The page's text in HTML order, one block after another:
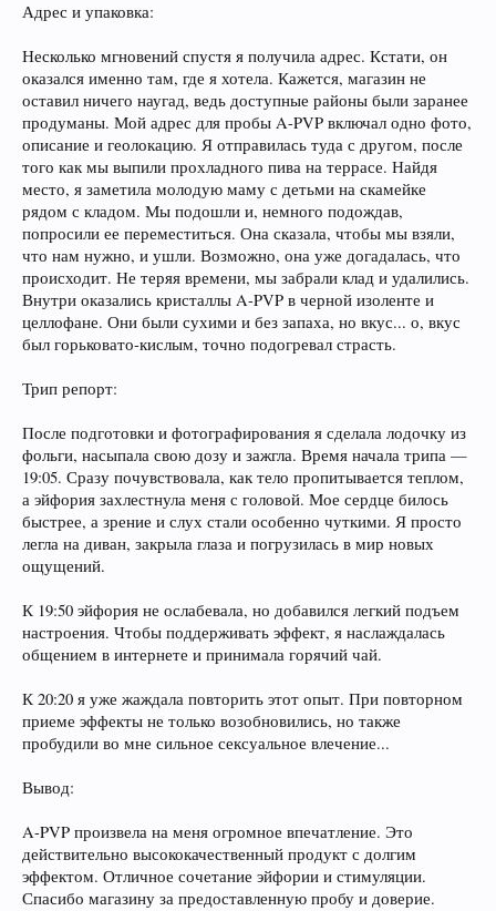
Адрес и упаковка:
Несколько мгновений спустя я получила адрес. Кстати, он
оказался именно там, где я хотела. Кажется, магазин не
оставил ничего наугад, ведь доступные районы были заранее
продуманы. Мой адрес для пробы A-PVP включал одно фото,
описание и геолокацию. Я отправилась туда с другом, после
того как мы выпили прохладного пива на террасе. Найдя
место, я заметила молодую маму с детьми на скамейке
рядом с кладом. Мы подошли и, немного подождав,
попросили ее переместиться. Она сказала, чтобы мы взяли,
что нам нужно, и ушли. Возможно, она уже догадалась, что
происходит. Не теряя времени, мы забрали клад и удалились.
Внутри оказались кристаллы A-PVP в черной изоленте и
целлофане. Они были сухими и без запаха, но вкус... о, вкус
был горьковато-кислым, точно подогревал страсть.
Трип репорт:
После подготовки и фотографирования я сделала лодочку из
фольги, насыпала свою дозу и зажгла. Время начала трипа —
19:05. Сразу почувствовала, как тело пропитывается теплом,
а эйфория захлестнула меня с головой. Мое сердце билось
быстрее, а зрение и слух стали особенно чуткими. Я просто
легла на диван, закрыла глаза и погрузилась в мир новых
ощущений.
К 19:50 эйфория не ослабевала, но добавился легкий подъем
настроения. Чтобы поддерживать эффект, я наслаждалась
общением в интернете и принимала горячий чай.
К 20:20 я уже жаждала повторить этот опыт. При повторном
приеме эффекты не только возобновились, но также
пробудили во мне сильное сексуальное влечение...
Вывод:
A-PVP произвела на меня огромное впечатление. Это
действительно высококачественный продукт с долгим
эффектом. Отличное сочетание эйфории и стимуляции.
Спасибо магазину за предоставленную пробу и доверие.